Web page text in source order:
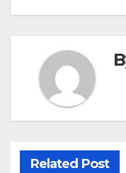
Related Post